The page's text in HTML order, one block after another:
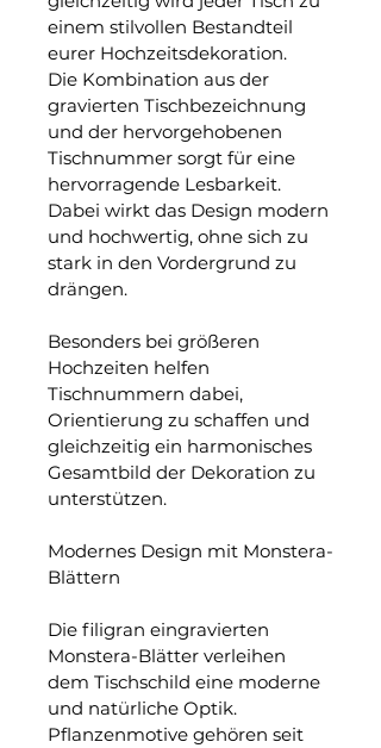
einem stilvollen Bestandteil
eurer Hochzeitsdekoration.
Die Kombination aus der
gravierten Tischbezeichnung
und der hervorgehobenen
Tischnummer sorgt für eine
hervorragende Lesbarkeit.
Dabei wirkt das Design modern
und hochwertig, ohne sich zu
stark in den Vordergrund zu
drängen.
Besonders bei größeren
Hochzeiten helfen
Tischnummern dabei,
Orientierung zu schaffen und
gleichzeitig ein harmonisches
Gesamtbild der Dekoration zu
unterstützen.
Modernes Design mit Monstera-
Blättern
Die filigran eingravierten
Monstera-Blätter verleihen
dem Tischschild eine moderne
und natürliche Optik.
Pflanzenmotive gehören seit